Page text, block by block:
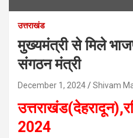
उत्तराखंड
मुख्यमंत्री से मिले
संगठन मंत्री
December 1, 2024 Shivam
2024